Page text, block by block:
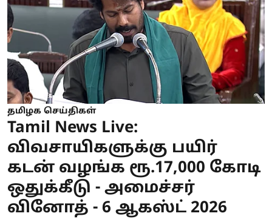
தமிழக செய்திகள்
Tamil News Live:
விவசாயிகளுக்கு பயிர்
கடன் வழங்க ரூ.17,000 கோடி
ஒதுக்கீடு - அமைச்சர்
வினோத் - 6 ஆகஸ்ட் 2026